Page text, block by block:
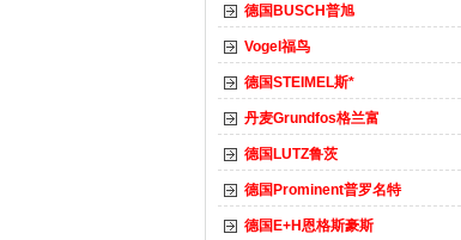
德国BUSCH普旭
Vogel福鸟
德国STEIMEL斯*
丹麦Grundfos格兰富
德国LUTZ鲁茨
德国Prominent普罗名特
德国E+H恩格斯豪斯